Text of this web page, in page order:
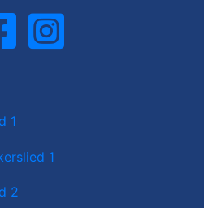
1
1
2